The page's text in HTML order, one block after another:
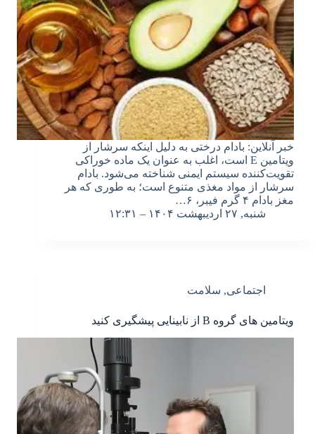
خبر آنلاین: بادام درختی به دلیل اینکه سرشار از
ویتامین E است، اغلب به عنوان یک ماده خوراکی
تقویت‎‌کننده سیستم ایمنی شناخته می‌شود. بادام
سرشار از مواد مغذی متنوع است؛ به طوری که هر
مغز بادام ۴ گرم فیبر، ۶…
شنبه, ۲۷ اردیبهشت ۱۴۰۴ – ۱۲:۳۱
اجتماعی, سلامت
ویتامین های گروه B از نابینایی پیشگیری کنید